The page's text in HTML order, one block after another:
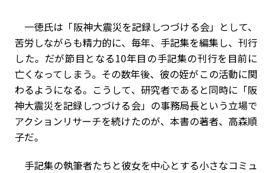
一徳氏は「阪神大震災を記録しつづける会」として、
苦労しながらも精力的に、毎年、手記集を編集し、刊行
した。だが節目となる10年目の手記集の刊行を目前に
亡くなってしまう。その数年後、彼の姪がこの活動に関
わるようになる。こうして、研究者であると同時に「阪
神大震災を記録しつづける会」の事務局長という立場で
アクションリサーチを続けたのが、本書の著者、高森順
子だ。
手記集の執筆者たちと彼女を中心とする小さなコミュ